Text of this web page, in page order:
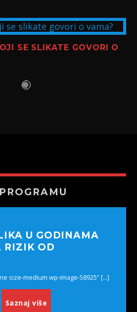
SE SLIKATE GOVORI O
U GODINAMA
RIZIK OD
size-medium wp-image-58925" [...]
Saznaj više